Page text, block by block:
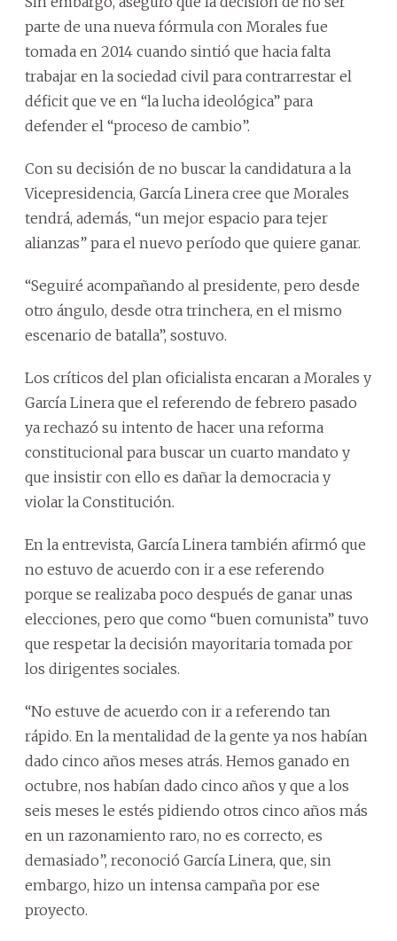
parte de una nueva fórmula con Morales fue
tomada en 2014 cuando sintió que hacia falta
trabajar en la sociedad civil para contrarrestar el
déficit que ve en “la lucha ideológica” para
defender el “proceso de cambio”.
Con su decisión de no buscar la candidatura a la
Vicepresidencia, García Linera cree que Morales
tendrá, además, “un mejor espacio para tejer
alianzas” para el nuevo período que quiere ganar.
“Seguiré acompañando al presidente, pero desde
otro ángulo, desde otra trinchera, en el mismo
escenario de batalla”, sostuvo.
Los críticos del plan oficialista encaran a Morales y
García Linera que el referendo de febrero pasado
ya rechazó su intento de hacer una reforma
constitucional para buscar un cuarto mandato y
que insistir con ello es dañar la democracia y
violar la Constitución.
En la entrevista, García Linera también afirmó que
no estuvo de acuerdo con ir a ese referendo
porque se realizaba poco después de ganar unas
elecciones, pero que como “buen comunista” tuvo
que respetar la decisión mayoritaria tomada por
los dirigentes sociales.
“No estuve de acuerdo con ir a referendo tan
rápido. En la mentalidad de la gente ya nos habían
dado cinco años meses atrás. Hemos ganado en
octubre, nos habían dado cinco años y que a los
seis meses le estés pidiendo otros cinco años más
en un razonamiento raro, no es correcto, es
demasiado”, reconoció García Linera, que, sin
embargo, hizo un intensa campaña por ese
proyecto.